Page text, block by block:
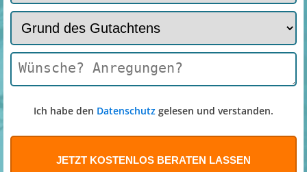
Ich habe den Datenschutz gelesen und verstanden.